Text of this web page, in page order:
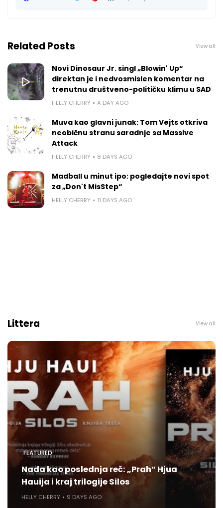
Related Posts View all
Novi Dinosaur Jr. singl „Blowin' Up“
direktan je i nedvosmislen komentar na
trenutnu društveno-političku klimu u SAD
HELLY CHERRY A DAY AGO
Muva kao glavni junak: Tom Vejts otkriva
neobičnu stranu saradnje sa Massive
Attack
HELLY CHERRY 8 DAYS AGO
Madball u minut ipo: pogledajte novi spot
za „Don't MisStep“
HELLY CHERRY 11 DAYS AGO
Littera View all
FEATURED
Nada kao poslednja reč: „Prah“ Hjua
Hauija i kraj trilogije Silos
HELLY CHERRY 9 DAYS AGO